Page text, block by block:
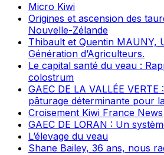
Micro Kiwi
Origines et ascension des
Nouvelle-Zélande
Thibault et Quentin MAUNY,
Génération d’Agriculteurs.
Le capital santé du veau :
colostrum
GAEC DE LA VALLÉE VERTE
pâturage déterminante pour
Croisement Kiwi France News
GAEC DE LORAN : Un
L’élevage du veau
Shane Bailey, 36 ans, nous